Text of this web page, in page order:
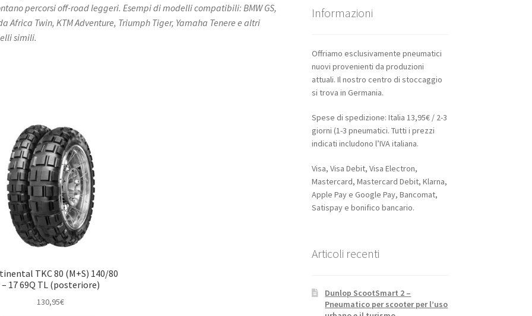
percorsi off-road leggeri. Esempi di modelli compatibili: BMW GS,
Africa Twin, KTM Adventure, Triumph Tiger, Yamaha Tenere e altri
simili.
TKC 80 (M+S) 140/80
– 17 69Q TL (posteriore)
130,95€
Informazioni
Offriamo esclusivamente pneumatici
nuovi provenienti da produzioni
attuali. Il nostro centro di stoccaggio
si trova in Germania.
Spese di spedizione: Italia 13,95€ / 2-3
giorni (1-3 pneumatici. Tutti i prezzi
indicati includono l’IVA italiana.
Visa, Visa Debit, Visa Electron,
Mastercard, Mastercard Debit, Klarna,
Apple Pay e Google Pay, Bancomat,
Satispay e bonifico bancario.
Articoli recenti
Dunlop ScootSmart 2 –
Pneumatico per scooter per l’uso